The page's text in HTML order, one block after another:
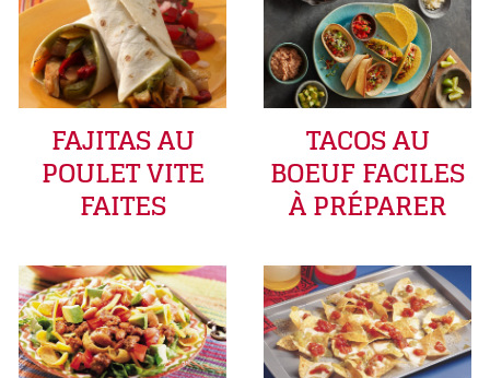
FAJITAS AU
POULET VITE
FAITES
TACOS AU
BOEUF FACILES
À PRÉPARER